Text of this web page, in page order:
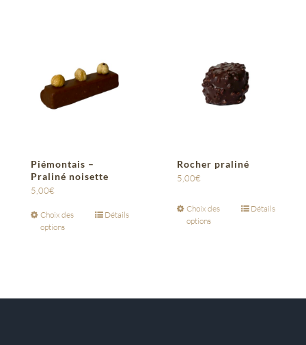
Piémontais –
Praliné noisette
5,00€
Choix des
options
Détails
Rocher praliné
5,00€
Choix des
options
Détails